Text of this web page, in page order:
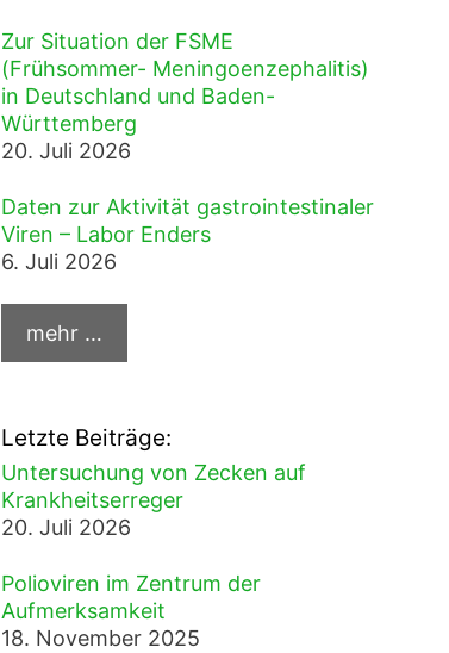
Zur Situation der FSME
(Frühsommer- Meningoenzephalitis)
in Deutschland und Baden-
Württemberg
20. Juli 2026
Daten zur Aktivität gastrointestinaler
Viren – Labor Enders
6. Juli 2026
Letzte Beiträge:
Untersuchung von Zecken auf
Krankheitserreger
20. Juli 2026
Polioviren im Zentrum der
Aufmerksamkeit
18. November 2025